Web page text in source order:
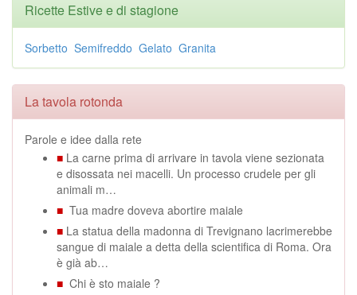
Ricette Estive e di stagione
Sorbetto Semifreddo Gelato Granita
La tavola rotonda
Parole e idee dalla rete
■ La carne prima di arrivare in tavola viene sezionata
e disossata nei macelli. Un processo crudele per gli
animali m…
■ Tua madre doveva abortire maiale
■ La statua della madonna di Trevignano lacrimerebbe
sangue di maiale a detta della scientifica di Roma. Ora
è già ab…
■ Chi è sto maiale ?